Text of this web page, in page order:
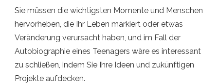
Sie müssen die wichtigsten Momente und Menschen
hervorheben, die Ihr Leben markiert oder etwas
Veränderung verursacht haben, und im Fall der
Autobiographie eines Teenagers wäre es interessant
zu schließen, indem Sie Ihre Ideen und zukünftigen
Projekte aufdecken.